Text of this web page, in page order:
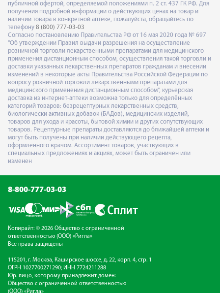
публичной офертой, определяемой положениями п. 2 ст. 437 ГК РФ. Для
получения подробной информации о действующих ценах на товар и
наличии товара в конкретной аптеке, пожалуйста, обращайтесь по
телефону 8 (800) 777-03-03
Согласно постановлению Правительства РФ от 16 мая 2020 года № 697
"Об утверждении Правил выдачи разрешения на осуществление
розничной торговли лекарственными препаратами для медицинского
применения дистанционным способом, осуществления такой торговли и
доставки указанных лекарственных препаратов гражданам и внесении
изменений в некоторые акты Правительства Российской Федерации по
вопросу розничной торговли лекарственными препаратами для
медицинского применения дистанционным способом", курьерская
доставка из интернет-аптеки возможна только для определённых
категорий товаров: безрецептурных лекарственных средств,
биологически активных добавок (БАДов), медицинских изделий,
товаров для ухода и красоты, бытовой химии и других сопутствующих
товаров. Рецептурные препараты доставляются до ближайшей аптеки и
могут быть получены при наличии действующего рецепта,
оформленного врачом. Ассортимент товаров, участвующих в
специальных предложениях и акциях, может быть ограничен или
изменен
8-800-777-03-03
Копирайт: © 2026 Общество с ограниченной
ответственностью (ООО) «Ригла»
Все права защищены
115201, г. Москва, Каширское шоссе, д. 22, корп. 4, стр. 1
ОГРН 1027700271290; ИНН 7724211288
Юр. лицо, которому принадлежит домен:
Общество с ограниченной ответственностью
(ООО) «Ригла»